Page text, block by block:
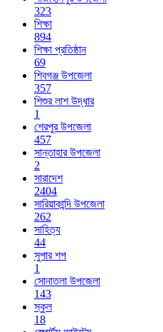
323
শিক্ষা
894
শিক্ষা প্রতিষ্ঠান
69
শিবগঞ্জ উপজেলা
357
শিশুর লাশ উদ্ধার
1
শেরপুর উপজেলা
457
সান্তাহার উপজেলা
2
সারাদেশ
2404
সারিয়াকান্দি উপজেলা
262
সাহিত্য
44
সুপার শপ
1
সোনাতলা উপজেলা
143
স্কুল
18